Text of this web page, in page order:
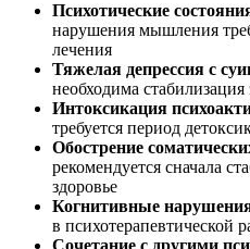
Психотические
нарушения мышления
лечения
Тяжелая депрессия с
необходима
Интоксикация
требуется период
Обострение
рекомендуется сначала
здоровье
Когнитивные
в психотерапевтической